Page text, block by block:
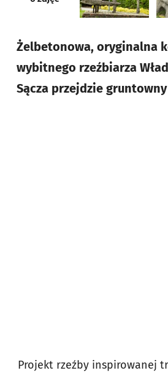
Żelbetonowa, oryginalna
wybitnego rzeźbiarza
Sącza przejdzie
Projekt rzeźby inspirowanej